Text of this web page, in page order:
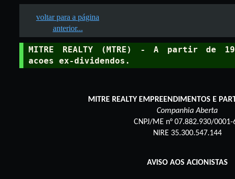
voltar para a página
anterior...
MITRE REALTY (MTRE) - A partir de
acoes ex-dividendos.
MITRE REALTY EMPREENDIMENTOS E
Companhia Aberta
CNPJ/ME n° 07.882.930/0001-
NIRE 35.300.547.144
AVISO AOS ACIONISTAS